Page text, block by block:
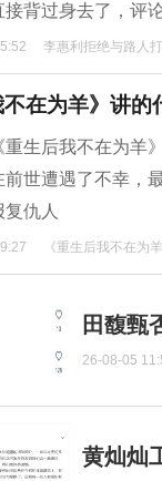
接背过身去了，评
李惠利拒绝与路人
不在为羊》讲的
重生后我不在为羊
前世遭遇了不幸，
仇人
《重生后我不在为
田馥甄
26-08-05
黄灿灿